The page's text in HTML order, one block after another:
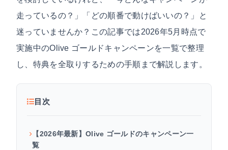
走っているの？」「どの順番で動けばいいの？」と
迷っていませんか？この記事では2026年5月時点で
実施中のOlive ゴールドキャンペーンを一覧で整理
し、特典を全取りするための手順まで解説します。
目次
【2026年最新】Olive ゴールドのキャンペーン一
覧